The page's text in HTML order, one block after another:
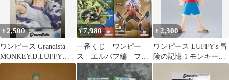
¥ 2,500
ワンピース Grandista
MONKEY.D.LUFFY
GEAR5-III
¥7,980
一番くじ ワンピー
ス エルバフ編 フィ
ギュア A賞 C賞 E
賞 3点セット
¥ 2,300
ワンピース LUFFY's 冒
険の記憶 1 モンキー・
D・ルフィ（東の海）